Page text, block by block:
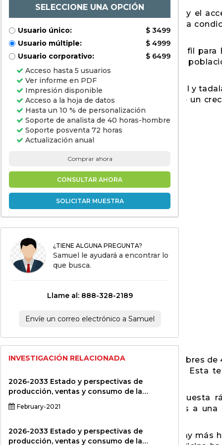
tratamientos de disfunción eréctil (DE), y el
tipo 5 (PDE5). Trata principalmente, una
y tiene menos efectos secundarios.
de tratamientos efectivos como Avanafil para
de los trastornos del estilo de vida, las
como un sustituto efectivo de sildenafil y
de Avanafil tiene el potencial de un
hoy en día, particularmente en hombres de
aumentan la probabilidad de la DE. Esta
generalmente en 15 minutos. Esta respuesta
mayores pueden tardar de 30 minutos a una
de los hombres en la última década. Hay más
etiqueta)),
(hospitales,
farmacias en
proveedores
telemedicina)
regional,
2024-2031
SELECCIONE UNA OPCIÓN
Usuario único:
$ 3499
Usuario múltiple:
$ 4999
Usuario corporativo:
$ 6499
Acceso hasta 5 usuarios
Ver informe en PDF
Impresión disponible
Acceso a la hoja de datos
Hasta un 10 % de personalización
Soporte de analista de 40 horas-hombre
Soporte posventa 72 horas
Actualización anual
Comprar ahora
CONSULTAR AHORA
SOLICITAR MUESTRA
¿TIENE ALGUNA PREGUNTA?
Samuel le ayudará a encontrar lo
que busca.
Llame al: 888-328-2189
Envíe un correo electrónico a Samuel
INVESTIGACIÓN RELACIONADA
2026-2033 Estado y perspectivas de
producción, ventas y consumo de la
industria del vendaje cohesivo global y
regional Informe de investigación de
February-2021
2026-2033 Estado y perspectivas de
producción, ventas y consumo de la